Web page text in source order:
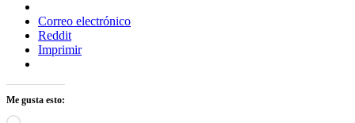
Correo electrónico
Reddit
Imprimir
Me gusta esto: